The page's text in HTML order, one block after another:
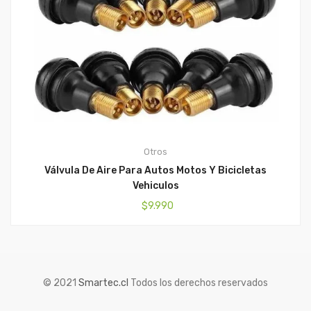
Otros
Válvula De Aire Para Autos Motos Y Bicicletas
Vehiculos
$9.990
© 2021 Smartec.cl Todos los derechos reservados